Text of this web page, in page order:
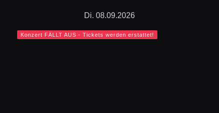
Di. 08.09.2026
Konzert FÄLLT AUS - Tickets werden erstattet!